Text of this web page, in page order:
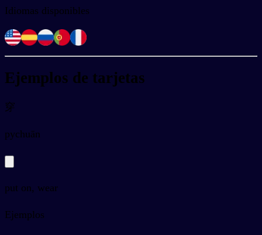
Idiomas disponibles
Ejemplos de tarjetas
穿
pychuān
put on, wear
Ejemplos